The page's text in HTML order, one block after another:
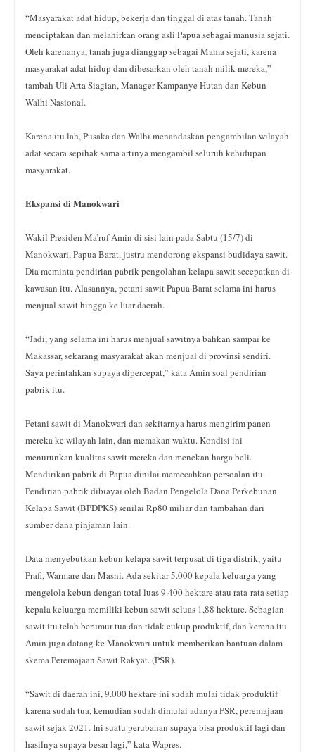
“Masyarakat adat hidup, bekerja dan tinggal di atas tanah. Tanah
menciptakan dan melahirkan orang asli Papua sebagai manusia sejati.
Oleh karenanya, tanah juga dianggap sebagai Mama sejati, karena
masyarakat adat hidup dan dibesarkan oleh tanah milik mereka,”
tambah Uli Arta Siagian, Manager Kampanye Hutan dan Kebun
Walhi Nasional.
Karena itu lah, Pusaka dan Walhi menandaskan pengambilan wilayah
adat secara sepihak sama artinya mengambil seluruh kehidupan
masyarakat.
Ekspansi di Manokwari
Wakil Presiden Ma’ruf Amin di sisi lain pada Sabtu (15/7) di
Manokwari, Papua Barat, justru mendorong ekspansi budidaya sawit.
Dia meminta pendirian pabrik pengolahan kelapa sawit secepatkan di
kawasan itu. Alasannya, petani sawit Papua Barat selama ini harus
menjual sawit hingga ke luar daerah.
“Jadi, yang selama ini harus menjual sawitnya bahkan sampai ke
Makassar, sekarang masyarakat akan menjual di provinsi sendiri.
Saya perintahkan supaya dipercepat,” kata Amin soal pendirian
pabrik itu.
Petani sawit di Manokwari dan sekitarnya harus mengirim panen
mereka ke wilayah lain, dan memakan waktu. Kondisi ini
menurunkan kualitas sawit mereka dan menekan harga beli.
Mendirikan pabrik di Papua dinilai memecahkan persoalan itu.
Pendirian pabrik dibiayai oleh Badan Pengelola Dana Perkebunan
Kelapa Sawit (BPDPKS) senilai Rp80 miliar dan tambahan dari
sumber dana pinjaman lain.
Data menyebutkan kebun kelapa sawit terpusat di tiga distrik, yaitu
Prafi, Warmare dan Masni. Ada sekitar 5.000 kepala keluarga yang
mengelola kebun dengan total luas 9.400 hektare atau rata-rata setiap
kepala keluarga memiliki kebun sawit seluas 1,88 hektare. Sebagian
sawit itu telah berumur tua dan tidak cukup produktif, dan kerena itu
Amin juga datang ke Manokwari untuk memberikan bantuan dalam
skema Peremajaan Sawit Rakyat. (PSR).
“Sawit di daerah ini, 9.000 hektare ini sudah mulai tidak produktif
karena sudah tua, kemudian sudah dimulai adanya PSR, peremajaan
sawit sejak 2021. Ini suatu perubahan supaya bisa produktif lagi dan
hasilnya supaya besar lagi,” kata Wapres.